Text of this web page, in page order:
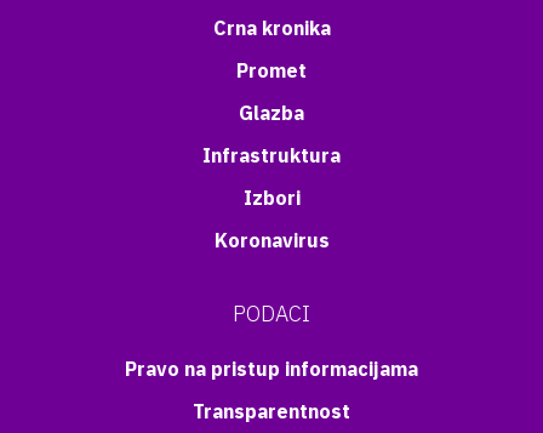
Crna kronika
Promet
Glazba
Infrastruktura
Izbori
Koronavirus
PODACI
Pravo na pristup informacijama
Transparentnost